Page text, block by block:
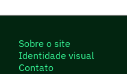
Sobre o site
Identidade visual
Contato